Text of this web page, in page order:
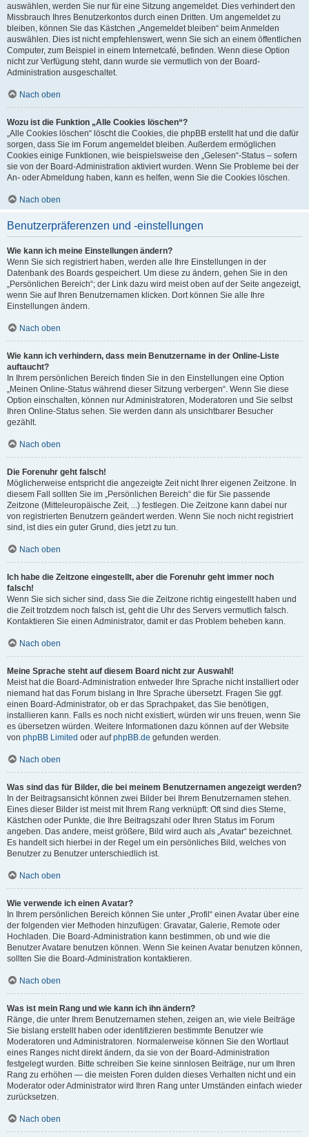
auswählen, werden Sie nur für eine Sitzung angemeldet. Dies verhindert den
Missbrauch Ihres Benutzerkontos durch einen Dritten. Um angemeldet zu
bleiben, können Sie das Kästchen „Angemeldet bleiben“ beim Anmelden
auswählen. Dies ist nicht empfehlenswert, wenn Sie sich an einem öffentlichen
Computer, zum Beispiel in einem Internetcafé, befinden. Wenn diese Option
nicht zur Verfügung steht, dann wurde sie vermutlich von der Board-
Administration ausgeschaltet.
Nach oben
Wozu ist die Funktion „Alle Cookies löschen“?
„Alle Cookies löschen“ löscht die Cookies, die phpBB erstellt hat und die dafür
sorgen, dass Sie im Forum angemeldet bleiben. Außerdem ermöglichen
Cookies einige Funktionen, wie beispielsweise den „Gelesen“-Status – sofern
sie von der Board-Administration aktiviert wurden. Wenn Sie Probleme bei der
An- oder Abmeldung haben, kann es helfen, wenn Sie die Cookies löschen.
Nach oben
Benutzerpräferenzen und -einstellungen
Wie kann ich meine Einstellungen ändern?
Wenn Sie sich registriert haben, werden alle Ihre Einstellungen in der
Datenbank des Boards gespeichert. Um diese zu ändern, gehen Sie in den
„Persönlichen Bereich“; der Link dazu wird meist oben auf der Seite angezeigt,
wenn Sie auf Ihren Benutzernamen klicken. Dort können Sie alle Ihre
Einstellungen ändern.
Nach oben
Wie kann ich verhindern, dass mein Benutzername in der Online-Liste
auftaucht?
In Ihrem persönlichen Bereich finden Sie in den Einstellungen eine Option
„Meinen Online-Status während dieser Sitzung verbergen“. Wenn Sie diese
Option einschalten, können nur Administratoren, Moderatoren und Sie selbst
Ihren Online-Status sehen. Sie werden dann als unsichtbarer Besucher
gezählt.
Nach oben
Die Forenuhr geht falsch!
Möglicherweise entspricht die angezeigte Zeit nicht Ihrer eigenen Zeitzone. In
diesem Fall sollten Sie im „Persönlichen Bereich“ die für Sie passende
Zeitzone (Mitteleuropäische Zeit, ...) festlegen. Die Zeitzone kann dabei nur
von registrierten Benutzern geändert werden. Wenn Sie noch nicht registriert
sind, ist dies ein guter Grund, dies jetzt zu tun.
Nach oben
Ich habe die Zeitzone eingestellt, aber die Forenuhr geht immer noch
falsch!
Wenn Sie sich sicher sind, dass Sie die Zeitzone richtig eingestellt haben und
die Zeit trotzdem noch falsch ist, geht die Uhr des Servers vermutlich falsch.
Kontaktieren Sie einen Administrator, damit er das Problem beheben kann.
Nach oben
Meine Sprache steht auf diesem Board nicht zur Auswahl!
Meist hat die Board-Administration entweder Ihre Sprache nicht installiert oder
niemand hat das Forum bislang in Ihre Sprache übersetzt. Fragen Sie ggf.
einen Board-Administrator, ob er das Sprachpaket, das Sie benötigen,
installieren kann. Falls es noch nicht existiert, würden wir uns freuen, wenn Sie
es übersetzen würden. Weitere Informationen dazu können auf der Website
von phpBB Limited oder aufphpBB.de gefunden werden.
Nach oben
Was sind das für Bilder, die bei meinem Benutzernamen angezeigt werden?
In der Beitragsansicht können zwei Bilder bei Ihrem Benutzernamen stehen.
Eines dieser Bilder ist meist mit Ihrem Rang verknüpft: Oft sind dies Sterne,
Kästchen oder Punkte, die Ihre Beitragszahl oder Ihren Status im Forum
angeben. Das andere, meist größere, Bild wird auch als „Avatar“ bezeichnet.
Es handelt sich hierbei in der Regel um ein persönliches Bild, welches von
Benutzer zu Benutzer unterschiedlich ist.
Nach oben
Wie verwende ich einen Avatar?
In Ihrem persönlichen Bereich können Sie unter „Profil“ einen Avatar über eine
der folgenden vier Methoden hinzufügen: Gravatar, Galerie, Remote oder
Hochladen. Die Board-Administration kann bestimmen, ob und wie die
Benutzer Avatare benutzen können. Wenn Sie keinen Avatar benutzen können,
sollten Sie die Board-Administration kontaktieren.
Nach oben
Was ist mein Rang und wie kann ich ihn ändern?
Ränge, die unter Ihrem Benutzernamen stehen, zeigen an, wie viele Beiträge
Sie bislang erstellt haben oder identifizieren bestimmte Benutzer wie
Moderatoren und Administratoren. Normalerweise können Sie den Wortlaut
eines Ranges nicht direkt ändern, da sie von der Board-Administration
festgelegt wurden. Bitte schreiben Sie keine sinnlosen Beiträge, nur um Ihren
Rang zu erhöhen — die meisten Foren dulden dieses Verhalten nicht und ein
Moderator oder Administrator wird Ihren Rang unter Umständen einfach wieder
zurücksetzen.
Nach oben